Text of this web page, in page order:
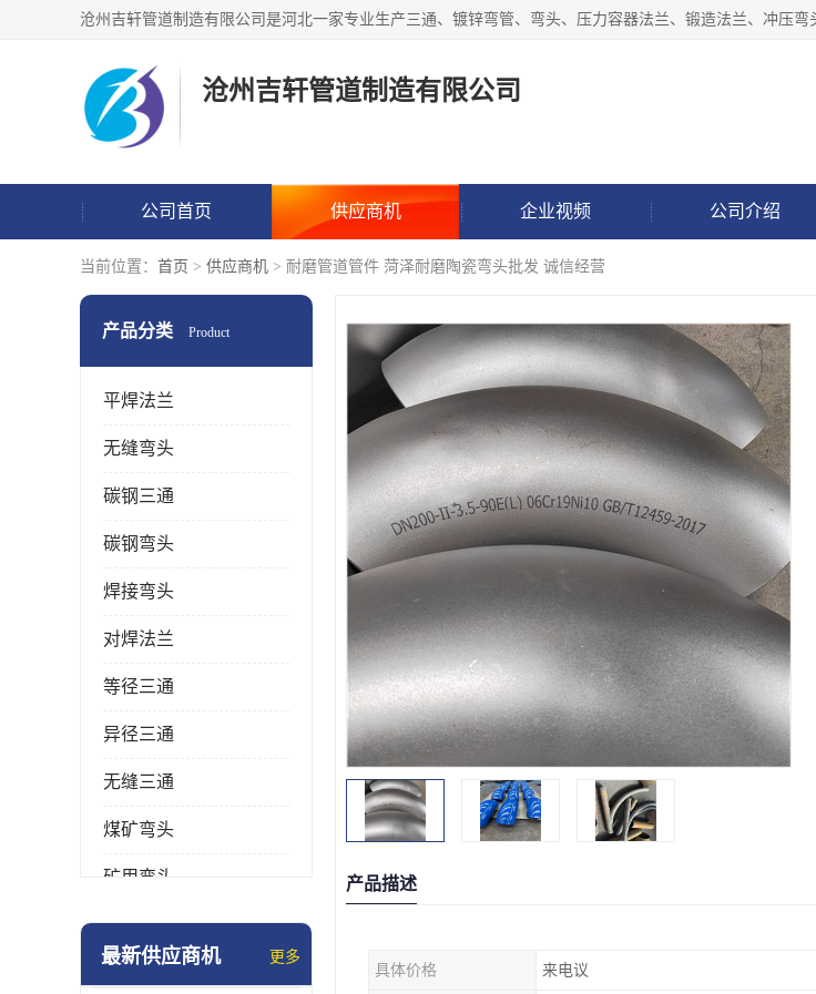
沧州吉轩管道制造有限公司
公司首页 供应商机 企业视频 公司介绍
当前位置： 首页 > 供应商机 > 耐磨管道管件 菏泽耐磨陶瓷弯头批发 诚信经营
产品分类 Product
平焊法兰
无缝弯头
碳钢三通
碳钢弯头
焊接弯头
对焊法兰
等径三通
异径三通
无缝三通
煤矿弯头
矿用弯头
冲压弯头
最新供应商机 更多
产品描述
具体价格 来电议